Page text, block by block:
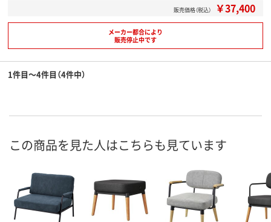
販売価格（税込） ￥37,400
メーカー都合により
販売停止中です
1件目～4件目（4件中）
この商品を見た人はこちらも見ています